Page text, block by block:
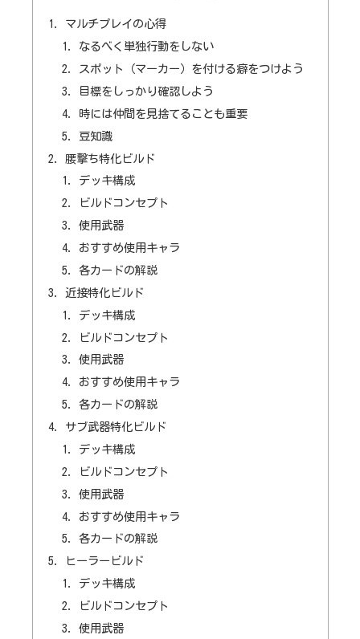
マルチプレイの心得
なるべく単独行動をしない
スポット（マーカー）を付ける癖をつけよう
目標をしっかり確認しよう
時には仲間を見捨てることも重要
豆知識
腰撃ち特化ビルド
デッキ構成
ビルドコンセプト
使用武器
おすすめ使用キャラ
各カードの解説
近接特化ビルド
デッキ構成
ビルドコンセプト
使用武器
おすすめ使用キャラ
各カードの解説
サブ武器特化ビルド
デッキ構成
ビルドコンセプト
使用武器
おすすめ使用キャラ
各カードの解説
ヒーラービルド
デッキ構成
ビルドコンセプト
使用武器